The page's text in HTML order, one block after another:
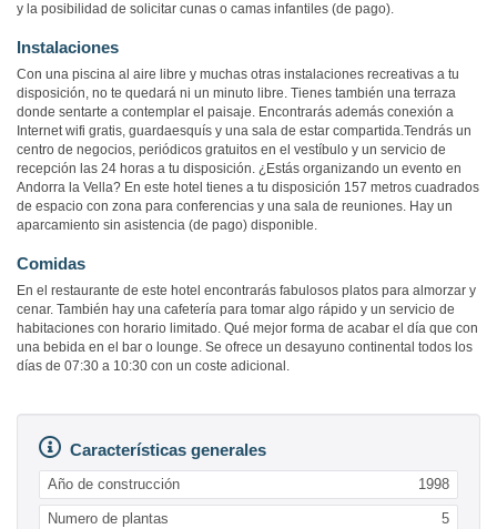
y la posibilidad de solicitar cunas o camas infantiles (de pago).
Instalaciones
Con una piscina al aire libre y muchas otras instalaciones recreativas a tu
disposición, no te quedará ni un minuto libre. Tienes también una terraza
donde sentarte a contemplar el paisaje. Encontrarás además conexión a
Internet wifi gratis, guardaesquís y una sala de estar compartida.Tendrás un
centro de negocios, periódicos gratuitos en el vestíbulo y un servicio de
recepción las 24 horas a tu disposición. ¿Estás organizando un evento en
Andorra la Vella? En este hotel tienes a tu disposición 157 metros cuadrados
de espacio con zona para conferencias y una sala de reuniones. Hay un
aparcamiento sin asistencia (de pago) disponible.
Comidas
En el restaurante de este hotel encontrarás fabulosos platos para almorzar y
cenar. También hay una cafetería para tomar algo rápido y un servicio de
habitaciones con horario limitado. Qué mejor forma de acabar el día que con
una bebida en el bar o lounge. Se ofrece un desayuno continental todos los
días de 07:30 a 10:30 con un coste adicional.
Características generales
Año de construcción 1998
Numero de plantas 5